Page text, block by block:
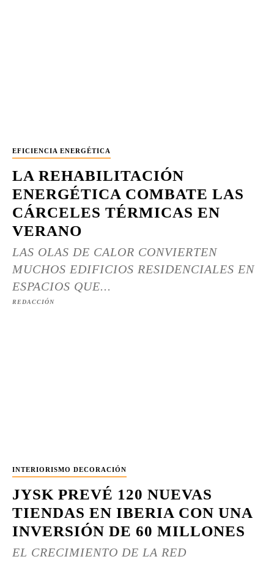
EFICIENCIA ENERGÉTICA
LA REHABILITACIÓN
ENERGÉTICA COMBATE LAS
CÁRCELES TÉRMICAS EN
VERANO
LAS OLAS DE CALOR CONVIERTEN
MUCHOS EDIFICIOS RESIDENCIALES EN
ESPACIOS QUE...
REDACCIÓN
INTERIORISMO DECORACIÓN
JYSK PREVÉ 120 NUEVAS
TIENDAS EN IBERIA CON UNA
INVERSIÓN DE 60 MILLONES
EL CRECIMIENTO DE LA RED